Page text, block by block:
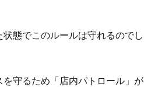
態でこのルールは守れるのでし
守るため「店内パトロール」が